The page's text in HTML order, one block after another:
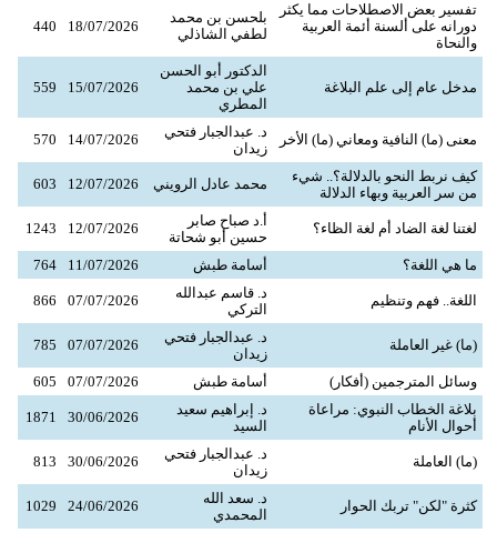
تفسير بعض الاصطلاحات مما يكثر
دورانه على ألسنة أئمة العربية
والنحاة
بلحسن بن محمد
لطفي الشاذلي
18/07/2026
440
مدخل عام إلى علم البلاغة
الدكتور أبو الحسن
علي بن محمد
المطري
15/07/2026
559
معنى (ما) النافية ومعاني (ما) الأخر
د. عبدالجبار فتحي
زيدان
14/07/2026
570
كيف نربط النحو بالدلالة؟.. شيء
من سر العربية وبهاء الدلالة
محمد عادل الرويني 12/07/2026
603
لغتنا لغة الضاد أم لغة الظاء؟
أ.د صباح صابر
حسين أبو شحاتة
12/07/2026
1243
ما هي اللغة؟ أسامة طبش 11/07/2026
764
اللغة.. فهم وتنظيم
د. قاسم عبدالله
التركي
07/07/2026
866
(ما) غير العاملة
د. عبدالجبار فتحي
زيدان
07/07/2026
785
وسائل المترجمين (أفكار) أسامة طبش 07/07/2026
605
بلاغة الخطاب النبوي: مراعاة
أحوال الأنام
د. إبراهيم سعيد
السيد
30/06/2026
1871
(ما) العاملة
د. عبدالجبار فتحي
زيدان
30/06/2026
813
كثرة "لكن" تربك الحوار
د. سعد الله
المحمدي
24/06/2026
1029